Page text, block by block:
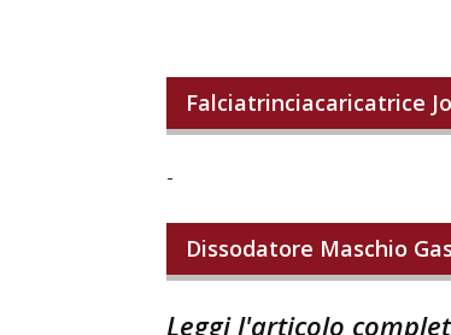
Falciatrinciacaricatrice
-
Dissodatore Maschio
Leggi l'articolo